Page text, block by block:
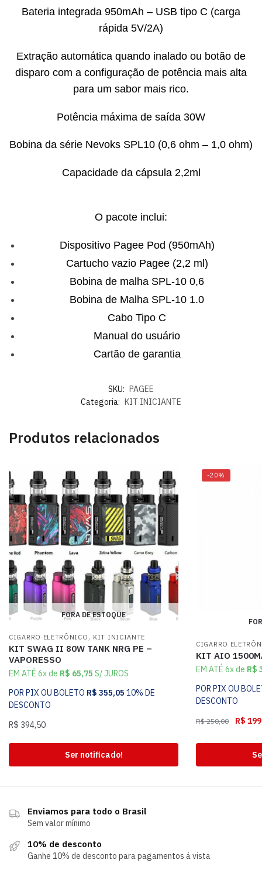
Bateria integrada 950mAh – USB tipo C (carga
rápida 5V/2A)
Extração automática quando inalado ou botão de
disparo com a configuração de potência mais alta
para um sabor mais rico.
Potência máxima de saída 30W
Bobina da série Nevoks SPL10 (0,6 ohm – 1,0 ohm)
Capacidade da cápsula 2,2ml
O pacote inclui:
Dispositivo Pagee Pod (950mAh)
Cartucho vazio Pagee (2,2 ml)
Bobina de malha SPL-10 0,6
Bobina de Malha SPL-10 1.0
Cabo Tipo C
Manual do usuário
Cartão de garantia
SKU: PAGEE
Categoria: KIT INICIANTE
Produtos relacionados
FORA DE ESTOQUE
CIGARRO ELETRÔNICO , KIT INICIANTE
KIT SWAG II 80W TANK NRG PE –
VAPORESSO
EM ATÉ 6x de R$ 65,75 S/ JUROS
POR PIX OU BOLETO R$ 355,05 10% DE
DESCONTO
R$ 394,50
Ser notificado!
-20%
CIGARRO
KIT AIO
EM ATÉ 6x de R$
POR PIX OU
DESCONTO
R$250,00 R$
Enviamos para todo o Brasil
Sem valor mínimo
10% de desconto
Ganhe 10% de desconto para pagamentos á vista